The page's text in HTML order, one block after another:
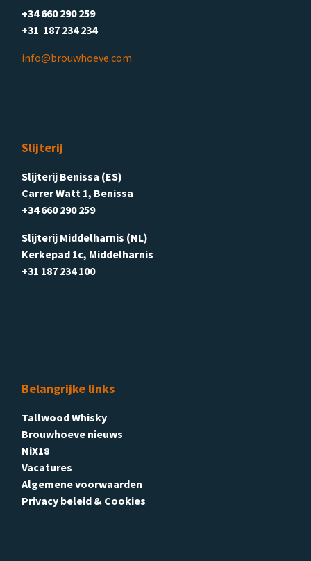
+34 660 290 259
+31 187 234 234
info@brouwhoeve.com
Slijterij
Slijterij Benissa (ES)
Carrer Watt 1, Benissa
+34 660 290 259
Slijterij Middelharnis (NL)
Kerkepad 1c, Middelharnis
+31 187 234 100
Belangrijke links
Tallwood Whisky
Brouwhoeve nieuws
NiX18
Vacatures
Algemene voorwaarden
Privacy beleid & Cookies